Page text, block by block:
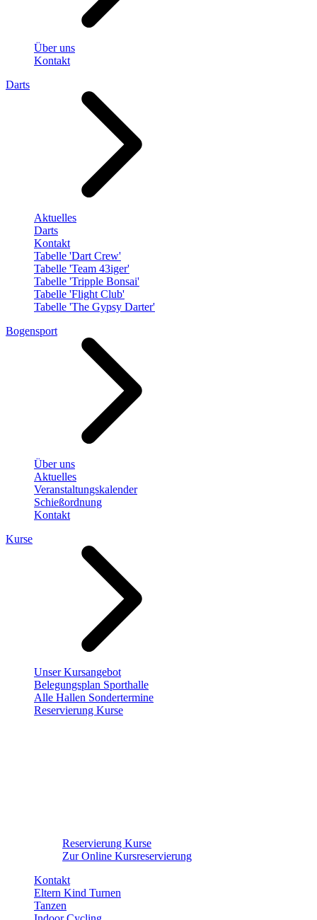
Über uns
Kontakt
Darts
Aktuelles
Darts
Kontakt
Tabelle 'Dart Crew'
Tabelle 'Team 43iger'
Tabelle 'Tripple Bonsai'
Tabelle 'Flight Club'
Tabelle 'The Gypsy Darter'
Bogensport
Über uns
Aktuelles
Veranstaltungskalender
Schießordnung
Kontakt
Kurse
Unser Kursangebot
Belegungsplan Sporthalle
Alle Hallen Sondertermine
Reservierung Kurse
Reservierung Kurse
Zur Online Kursreservierung
Kontakt
Eltern Kind Turnen
Tanzen